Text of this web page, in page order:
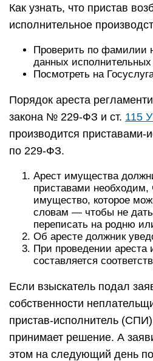
Как узнать, что пристав
исполнительное
Проверить по фамилии
данных исполнительных
Посмотреть на
Порядок ареста
закона № 229-ФЗ и ст. 115
производится приставами-
по 229-ФЗ.
Арест имущества
приставами необходим,
имущество, которое
словам — чтобы не дать
переписать на родню
Об аресте должник
При проведении ареста
составляется
Если взыскатель подал
собственности
пристав-исполнитель
принимает решение. А
этом на следующий день